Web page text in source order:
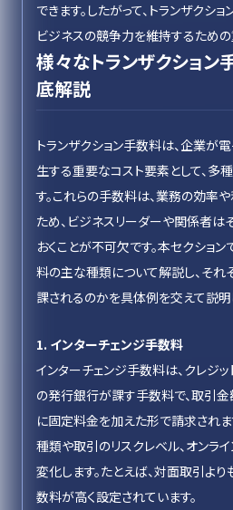
できます。したがって、トランザクシ
ビジネスの競争力を維持するための
様々なトランザクション
底解説
トランザクション手数料は、企業が
生する重要なコスト要素として、多
す。これらの手数料は、業務の効率
ため、ビジネスリーダーや関係者は
おくことが不可欠です。本セクション
料の主な種類について解説し、そ
課されるのかを具体例を交えて説明
1. インターチェンジ手数料
インターチェンジ手数料は、クレジ
の発行銀行が課す手数料で、取引
に固定料金を加えた形で請求されま
種類や取引のリスクレベル、オンラ
変化します。たとえば、対面取引よ
数料が高く設定されています。